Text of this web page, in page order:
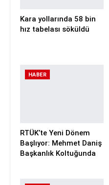
Kara yollarında 58 bin
hız tabelası söküldü
HABER
RTÜK’te Yeni Dönem
Başlıyor: Mehmet Daniş
Başkanlık Koltuğunda